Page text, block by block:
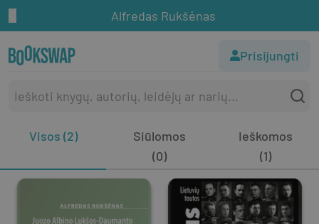
Alfredas Rukšėnas
Prisijungti
Visos (2)
Siūlomos
(0)
Ieškomos
(1)